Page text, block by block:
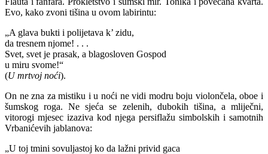
Evo, kako zvoni tišina u ovom labirintu:
„A glava bukti i polijetava k’ zidu,
da tresnem njome! . . .
Svet, svet je prasak, a blagosloven Gospod
u miru svome!“
(U mrtvoj noći).
On ne zna za mistiku i u noći ne vidi modru boju violončela, oboe i
šumskog roga. Ne sjeća se zelenih, dubokih tišina, a mliječni,
vitorogi mjesec izaziva kod njega persiflažu simbolskih i samotnih
Vrbanićevih jablanova:
„U toj tmini sovuljastoj ko da lažni privid gaca